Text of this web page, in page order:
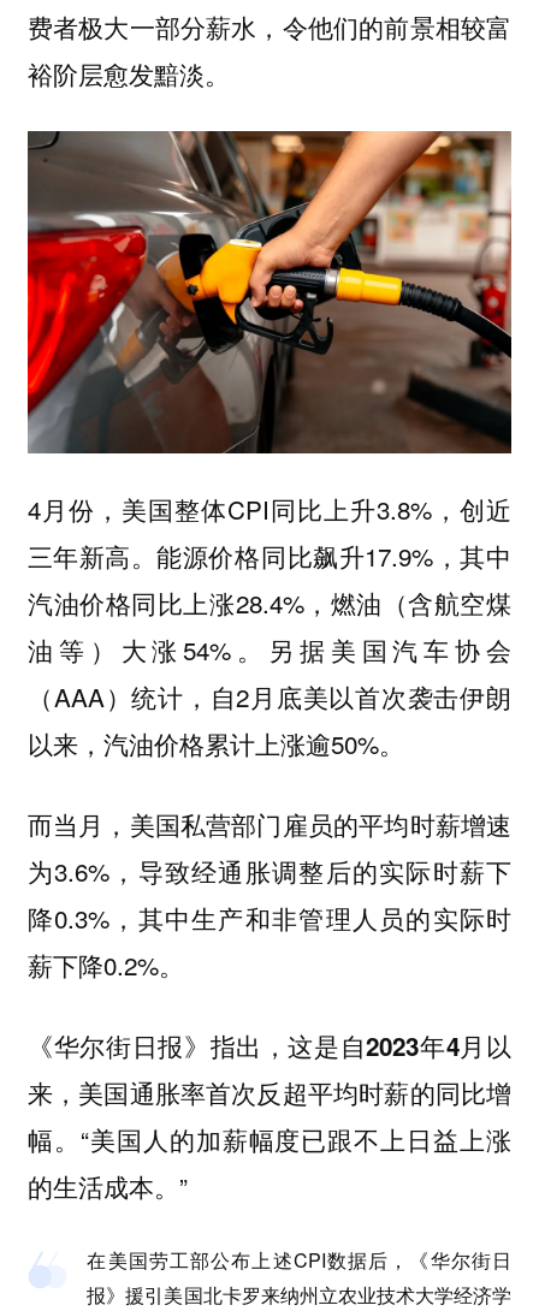
费者极大一部分薪水，令他们的前景相较富
裕阶层愈发黯淡。
4月份，美国整体CPI同比上升3.8%，创近
三年新高。能源价格‌同比飙升17.9%‌，其中‌
汽油价格同比上涨28.4%‌，燃油（含航空煤
油等）大涨54%。另据美国汽车协会
（AAA）统计，自2月底美以首次袭击伊朗
以来，汽油价格累计上涨逾50%。
而当月，美国私营部门雇员的平均时薪增速
为3.6%，导致经通胀调整后的实际时薪下
降0.3%，其中生产和非管理人员的实际时
薪下降0.2%。
《华尔街日报》指出，这是自2023年4月以
来，美国通胀率首次反超平均时薪的同比增
幅。‌‌ “美国人的加薪幅度已跟不上日益上涨
的生活成本。”
在美国劳工部公布上述CPI数据后，《华尔街日
报》援引美国北卡罗来纳州立农业技术大学经济学